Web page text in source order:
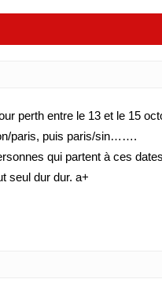
perth entre le 13 et le 15
paris, puis paris/sin…….
qui partent à ces
seul dur dur. a+